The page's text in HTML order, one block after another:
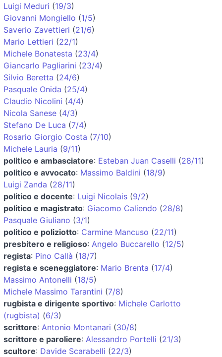
Luigi Meduri (19/3)
Giovanni Mongiello (1/5)
Saverio Zavettieri (21/6)
Mario Lettieri (22/1)
Michele Bonatesta (23/4)
Giancarlo Pagliarini (23/4)
Silvio Beretta (24/6)
Pasquale Onida (25/4)
Claudio Nicolini (4/4)
Nicola Sanese (4/3)
Stefano De Luca (7/4)
Rosario Giorgio Costa (7/10)
Michele Lauria (9/11)
politico e ambasciatore: Esteban Juan Caselli (28/11)
politico e avvocato: Massimo Baldini (18/9)
Luigi Zanda (28/11)
politico e docente: Luigi Nicolais (9/2)
politico e magistrato: Giacomo Caliendo (28/8)
Pasquale Giuliano (3/1)
politico e poliziotto: Carmine Mancuso (22/11)
presbitero e religioso: Angelo Buccarello (12/5)
regista: Pino Callà (18/7)
regista e sceneggiatore: Mario Brenta (17/4)
Massimo Antonelli (18/5)
Michele Massimo Tarantini (7/8)
rugbista e dirigente sportivo: Michele Carlotto
(rugbista) (6/3)
scrittore: Antonio Montanari (30/8)
scrittore e paroliere: Alessandro Portelli (21/3)
scultore: Davide Scarabelli (22/3)